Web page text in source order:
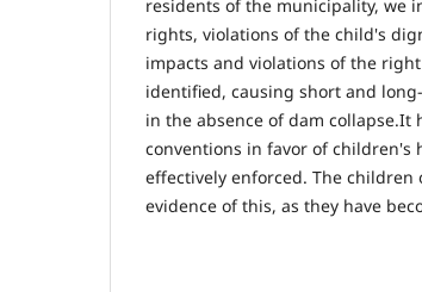
residents of the municipality, we
rights, violations of the child's
impacts and violations of the
identified, causing short and
in the absence of dam
conventions in favor of
effectively enforced. The children
evidence of this, as they have